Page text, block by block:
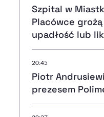
Szpital w
Placówce
upadłość lub
20:45
Piotr
prezesem